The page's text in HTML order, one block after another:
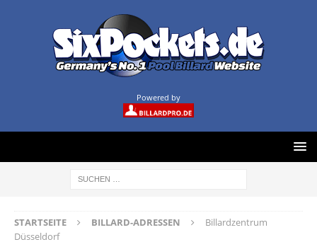
Powered by
STARTSEITE BILLARD-ADRESSEN
Billardzentrum
Düsseldorf